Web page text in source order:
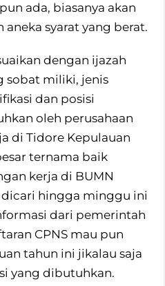
ada, biasanya akan
syarat yang berat.
dengan ijazah
sobat miliki, jenis
dan posisi
oleh perusahaan
di Tidore Kepulauan
ternama baik
kerja di BUMN
hingga minggu ini
dari pemerintah
CPNS mau pun
tahun ini jikalau saja
yang dibutuhkan.